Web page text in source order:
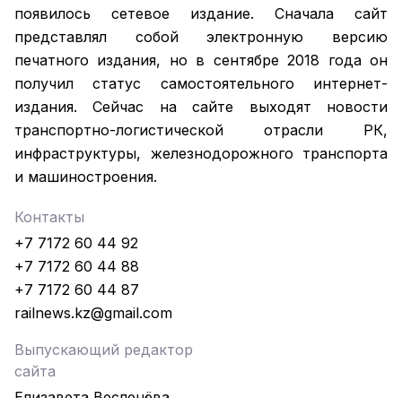
появилось сетевое издание. Сначала сайт
представлял собой электронную версию
печатного издания, но в сентябре 2018 года он
получил статус самостоятельного интернет-
издания. Сейчас на сайте выходят новости
транспортно-логистической отрасли РК,
инфраструктуры, железнодорожного транспорта
и машиностроения.
Контакты
+7 7172 60 44 92
+7 7172 60 44 88
+7 7172 60 44 87
railnews.kz@gmail.com
Выпускающий редактор
сайта